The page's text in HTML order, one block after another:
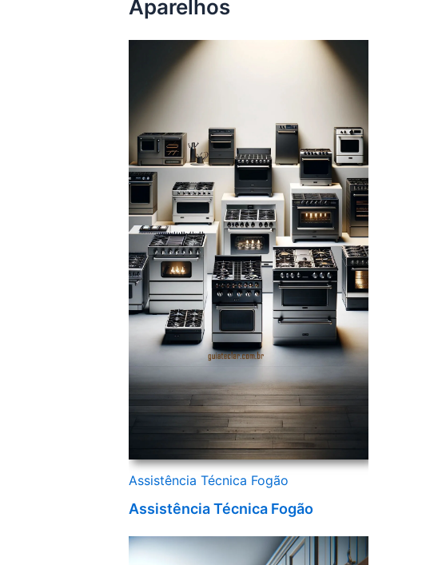
Aparelhos
Assistência Técnica Fogão
Assistência Técnica Fogão